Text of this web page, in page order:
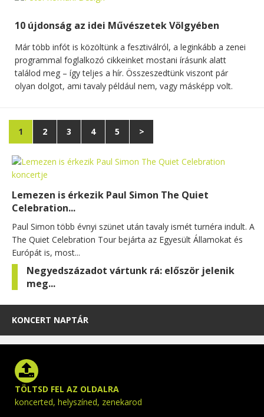
10 újdonság az idei Művészetek Völgyében
Már több infót is közöltünk a fesztiválról, a leginkább a zenei
programmal foglalkozó cikkeinket mostani írásunk alatt
találod meg – így teljes a hír. Összeszedtünk viszont pár
olyan dolgot, ami tavaly például nem, vagy másképp volt.
1 2 3 4 5 >
Lemezen is érkezik Paul Simon The Quiet
Celebration...
Paul Simon több évnyi szünet után tavaly ismét turnéra indult. A
The Quiet Celebration Tour bejárta az Egyesült Államokat és
Európát is, most...
Negyedszázadot vártunk rá: először jelenik
meg...
KONCERT NAPTÁR
TÖLTSD FEL AZ OLDALRA
koncerted, helyszíned, zenekarod